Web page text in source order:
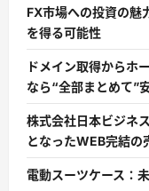
FX市場への投資の魅
を得る可能性
ドメイン取得からホ
なら“全部まとめて”
株式会社日本ビジネ
となったWEB完結の
電動スーツケース：